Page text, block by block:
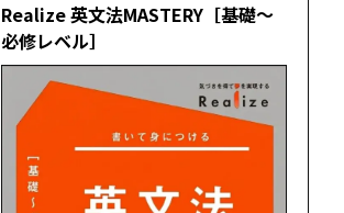
Realize 英文法MASTERY［基礎～
必修レベル］